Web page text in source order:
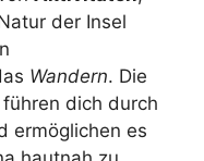
der Insel
Wandern. Die
dich durch
ermöglichen es